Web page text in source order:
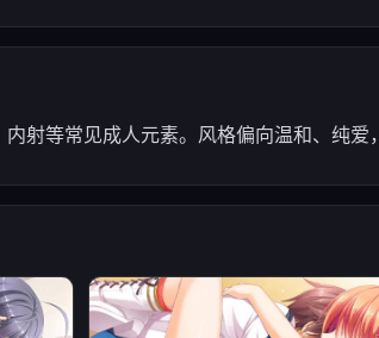
射等常见成人元素。风格偏向温和、纯爱